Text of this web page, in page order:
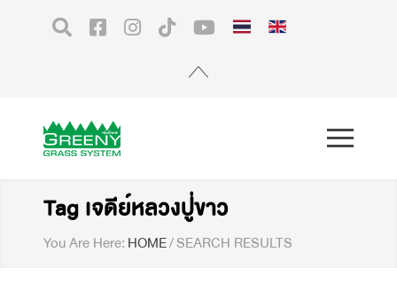
Tag เจดีย์หลวงปู่ขาว
You Are Here: HOME/SEARCH RESULTS